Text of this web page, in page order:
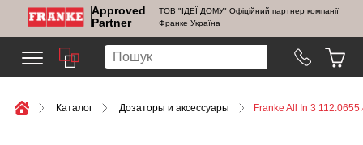
Approved
Partner
ТОВ "ІДЕЇ ДОМУ" Офіційний партнер компанії
Франке Україна
Каталог Дозаторы и аксессуары Franke All In 3